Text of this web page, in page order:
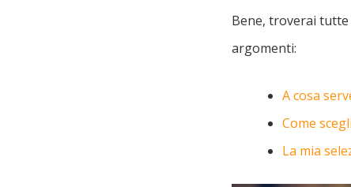
Bene, troverai
argomenti:
A cosa
Come
La mia